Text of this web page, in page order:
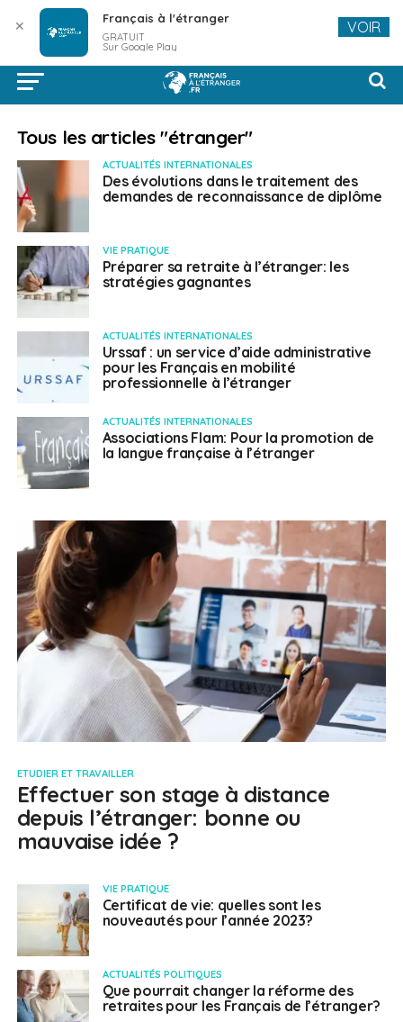
Tous les articles "étranger"
ACTUALITÉS INTERNATIONALES
Des évolutions dans le traitement des
demandes de reconnaissance de diplôme
VIE PRATIQUE
Préparer sa retraite à l’étranger: les
stratégies gagnantes
ACTUALITÉS INTERNATIONALES
Urssaf : un service d’aide administrative
pour les Français en mobilité
professionnelle à l’étranger
ACTUALITÉS INTERNATIONALES
Associations Flam: Pour la promotion de
la langue française à l’étranger
ETUDIER ET TRAVAILLER
Effectuer son stage à distance
depuis l’étranger: bonne ou
mauvaise idée ?
VIE PRATIQUE
Certificat de vie: quelles sont les
nouveautés pour l’année 2023?
ACTUALITÉS POLITIQUES
Que pourrait changer la réforme des
retraites pour les Français de l’étranger?
✕ Français à l'étranger
GRATUIT
Sur Google Play
VOIR